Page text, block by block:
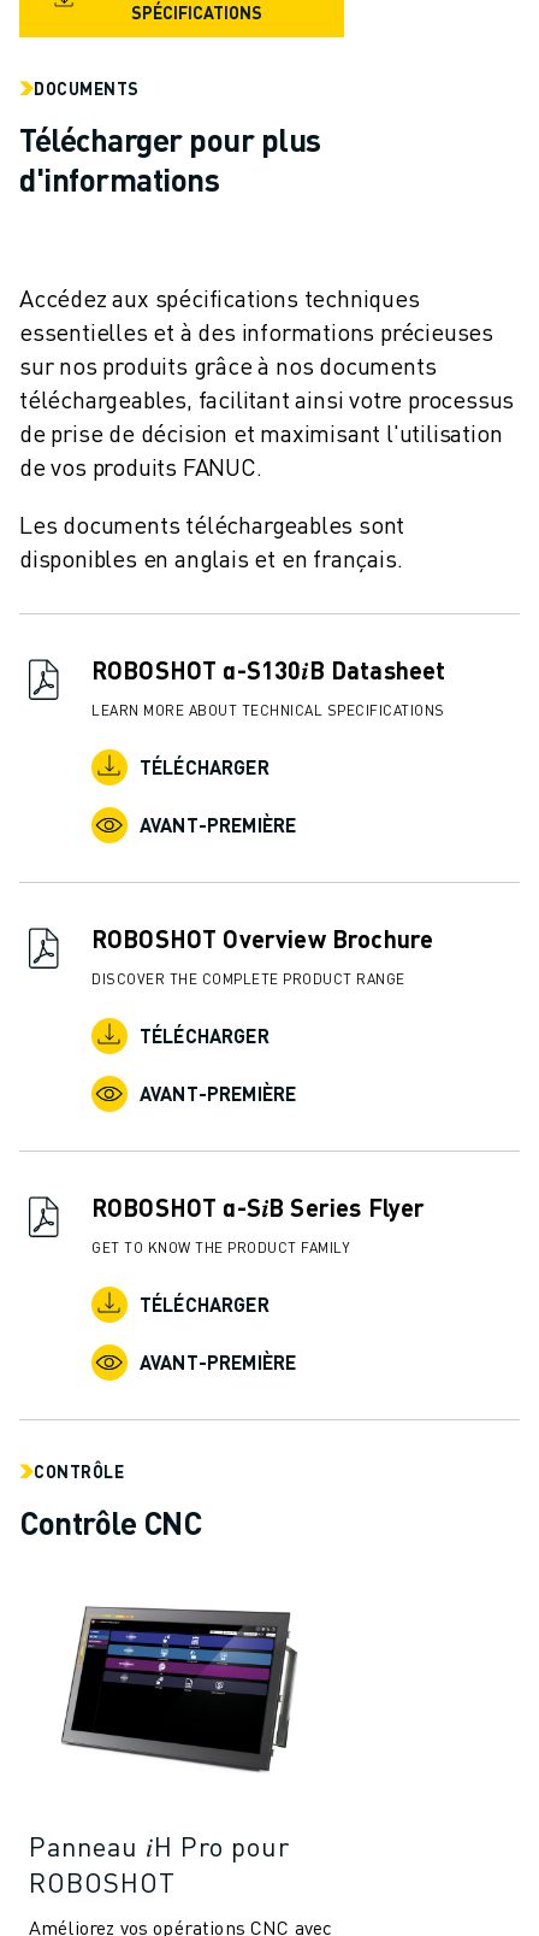
CONTACT
LOCALISATION DES SITES
IMPRESSION
SPÉCIFICATIONS
DOCUMENTS
Télécharger pour plus
d'informations
Accédez aux spécifications techniques
essentielles et à des informations précieuses
sur nos produits grâce à nos documents
téléchargeables, facilitant ainsi votre processus
de prise de décision et maximisant l'utilisation
de vos produits FANUC.
Les documents téléchargeables sont
disponibles en anglais et en français.
ROBOSHOT α-S130𝑖B Datasheet
LEARN MORE ABOUT TECHNICAL SPECIFICATIONS
TÉLÉCHARGER
AVANT-PREMIÈRE
ROBOSHOT Overview Brochure
DISCOVER THE COMPLETE PRODUCT RANGE
TÉLÉCHARGER
AVANT-PREMIÈRE
ROBOSHOT α-S𝑖B Series Flyer
GET TO KNOW THE PRODUCT FAMILY
TÉLÉCHARGER
AVANT-PREMIÈRE
CONTRÔLE
Contrôle CNC
Panneau 𝑖H Pro pour
ROBOSHOT
Améliorez vos opérations CNC avec